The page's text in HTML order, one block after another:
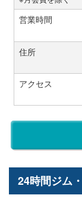
営業時間
住所
アクセス
24時間ジム